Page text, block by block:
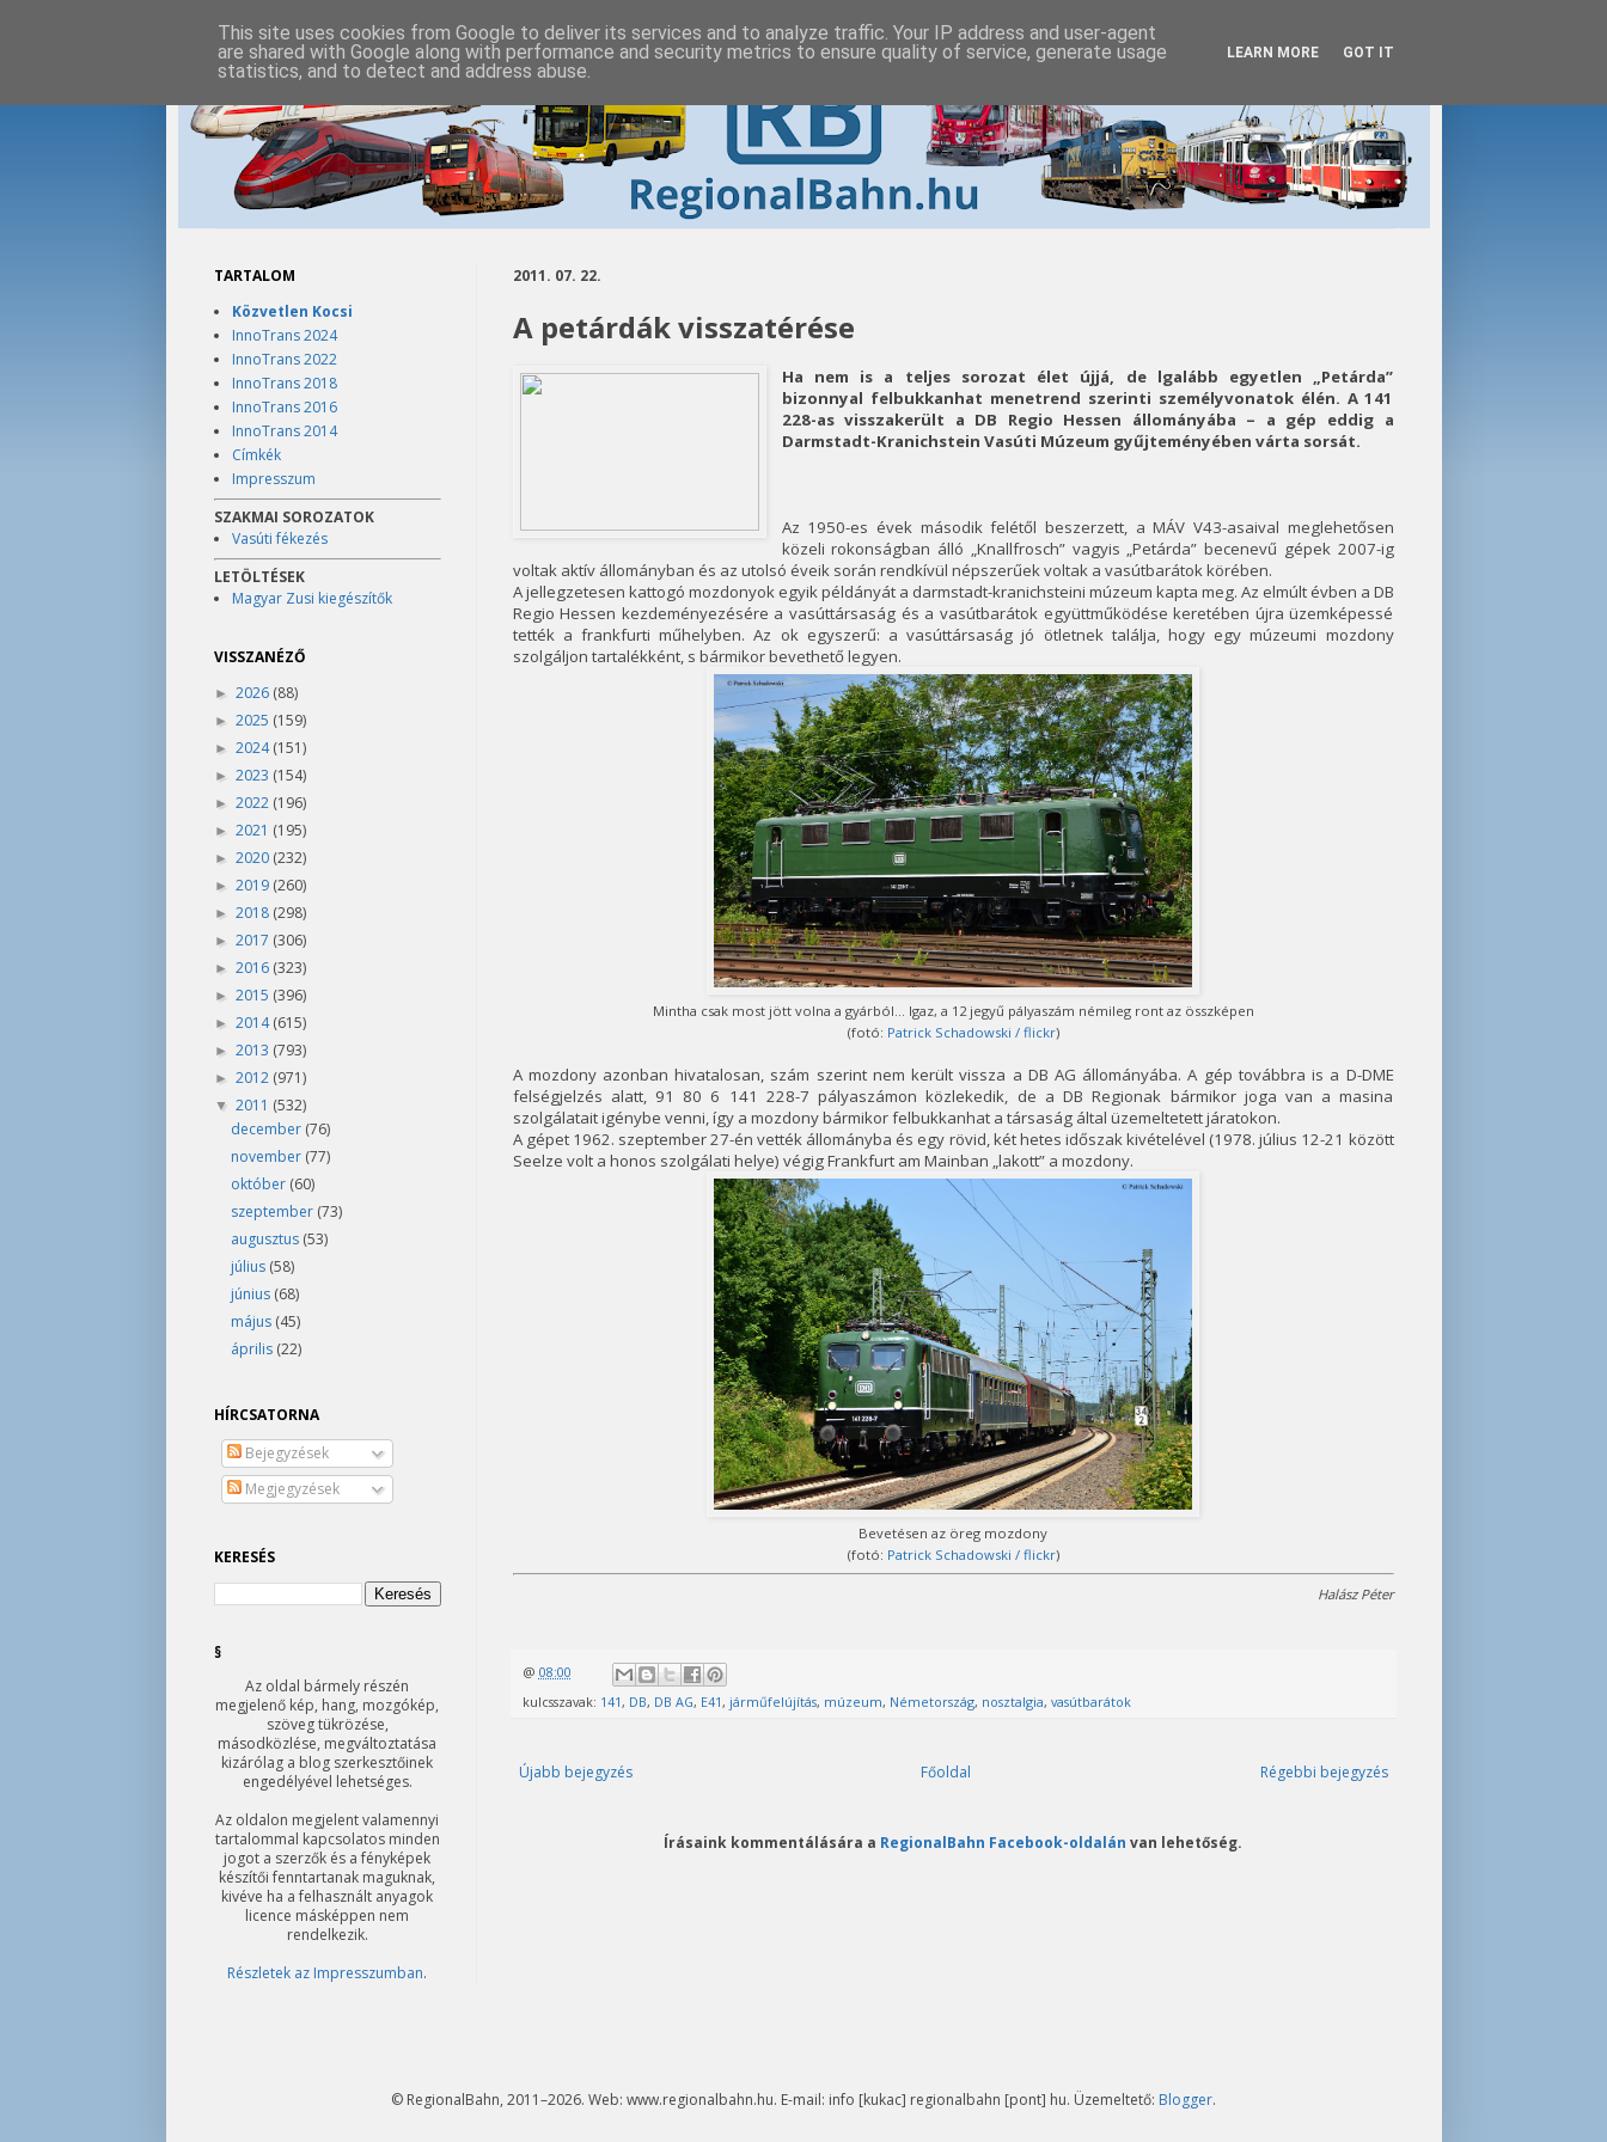
2011. 07. 22.
A petárdák visszatérése
Ha nem is a teljes sorozat élet újjá, de lgalább egyetlen „Petárda”
bizonnyal felbukkanhat menetrend szerinti személyvonatok élén. A 141
228-as visszakerült a DB Regio Hessen állományába – a gép eddig a
Darmstadt-Kranichstein Vasúti Múzeum gyűjteményében várta sorsát.
Az 1950-es évek második felétől beszerzett, a MÁV V43-asaival meglehetősen
közeli rokonságban álló „Knallfrosch” vagyis „Petárda” becenevű gépek 2007-ig
voltak aktív állományban és az utolsó éveik során rendkívül népszerűek voltak a vasútbarátok körében.
A jellegzetesen kattogó mozdonyok egyik példányát a darmstadt-kranichsteini múzeum kapta meg. Az elmúlt évben a DB
Regio Hessen kezdeményezésére a vasúttársaság és a vasútbarátok együttműködése keretében újra üzemképessé
tették a frankfurti műhelyben. Az ok egyszerű: a vasúttársaság jó ötletnek találja, hogy egy múzeumi mozdony
szolgáljon tartalékként, s bármikor bevethető legyen.
Mintha csak most jött volna a gyárból... Igaz, a 12 jegyű pályaszám némileg ront az összképen
(fotó: Patrick Schadowski / flickr)
A mozdony azonban hivatalosan, szám szerint nem került vissza a DB AG állományába. A gép továbbra is a D-DME
felségjelzés alatt, 91 80 6 141 228-7 pályaszámon közlekedik, de a DB Regionak bármikor joga van a masina
szolgálatait igénybe venni, így a mozdony bármikor felbukkanhat a társaság által üzemeltetett járatokon.
A gépet 1962. szeptember 27-én vették állományba és egy rövid, két hetes időszak kivételével (1978. július 12-21 között
Seelze volt a honos szolgálati helye) végig Frankfurt am Mainban „lakott” a mozdony.
Bevetésen az öreg mozdony
(fotó: Patrick Schadowski / flickr)
Halász Péter
@ 08:00
kulcsszavak: 141 , DB, DB AG, E41 , járműfelújítás, múzeum, Németország, nosztalgia, vasútbarátok
Újabb bejegyzés Régebbi bejegyzés
Főoldal
Írásaink kommentálására a RegionalBahn Facebook-oldalán van lehetőség.
TARTALOM
Közvetlen Kocsi
InnoTrans 2024
InnoTrans 2022
InnoTrans 2018
InnoTrans 2016
InnoTrans 2014
Címkék
Impresszum
SZAKMAI SOROZATOK
Vasúti fékezés
LETÖLTÉSEK
Magyar Zusi kiegészítők
VISSZANÉZŐ
► 2026 (88)
► 2025 (159)
► 2024(151)
► 2023 (154)
► 2022 (196)
► 2021 (195)
► 2020 (232)
► 2019 (260)
► 2018 (298)
► 2017 (306)
► 2016 (323)
► 2015 (396)
► 2014(615)
► 2013 (793)
► 2012 (971)
▼ 2011 (532)
december (76)
november (77)
október (60)
szeptember (73)
augusztus (53)
július (58)
június (68)
május (45)
április (22)
HÍRCSATORNA
Bejegyzések
Megjegyzések
KERESÉS
§
Az oldal bármely részén
megjelenő kép, hang, mozgókép,
szöveg tükrözése,
másodközlése, megváltoztatása
kizárólag a blog szerkesztőinek
engedélyével lehetséges.
Az oldalon megjelent valamennyi
tartalommal kapcsolatos minden
jogot a szerzők és a fényképek
készítői fenntartanak maguknak,
kivéve ha a felhasznált anyagok
licence másképpen nem
rendelkezik.
Részletek az Impresszumban.
© RegionalBahn, 2011–2026. Web: www.regionalbahn.hu. E-mail: info [kukac] regionalbahn [pont] hu. Üzemeltető: Blogger.
This site uses cookies from Google to deliver its services and to analyze traffic. Your IP address and user-agent
are shared with Google along with performance and security metrics to ensure quality of service, generate usage
statistics, and to detect and address abuse.
LEARN MORE GOT IT